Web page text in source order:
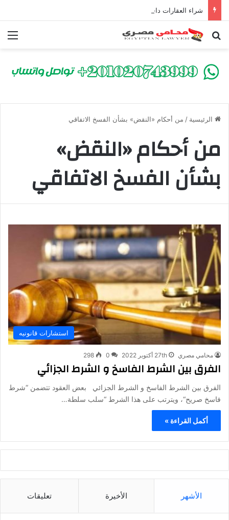
بحث عن
الرئيسية / من أحكام «النقض» بشأن الفسخ الاتفاقي
من أحكام «النقض»
بشأن الفسخ الاتفاقي
استشارات قانونيه
محامي مصري 27th أكتوبر 2022 0
298
الفرق بين الشرط الفاسخ و الشرط الجزائي
الفرق بين الشرط الفاسخ و الشرط الجزائي بعض العقود تتضمن “شرط
فاسخ صريح“، ويترتب على هذا الشرط “سلب سلطة…
أكمل القراءة »
الأشهر الأخيرة تعليقات